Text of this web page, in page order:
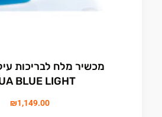
מכשיר מלח לבריכות
BLUE LIGHT
₪1,149.00